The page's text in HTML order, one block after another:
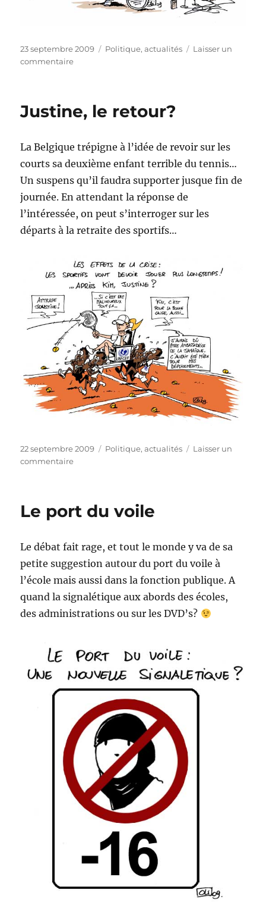
Publié
le
23 septembre 2009 Catégories
Politique, actualités
Laisser un
commentairesur
!
Justine, le retour?
La Belgique trépigne à l’idée de revoir sur les
courts sa deuxième enfant terrible du tennis…
Un suspens qu’il faudra supporter jusque fin de
journée. En attendant la réponse de
l’intéressée, on peut s’interroger sur les
départs à la retraite des sportifs…
Publié
le
22 septembre 2009 Catégories
Politique, actualités
Laisser un
commentairesur
Le port du voile
Le débat fait rage, et tout le monde y va de sa
petite suggestion autour du port du voile à
l’école mais aussi dans la fonction publique. A
quand la signalétique aux abords des écoles,
des administrations ou sur les DVD’s?